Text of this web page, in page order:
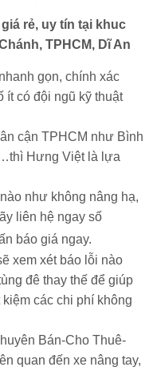
rẻ, uy tín tại khuc
TPHCM, Dĩ An
gọn, chính xác
ít có đội ngũ kỹ thuật
cận TPHCM như Bình
Hưng Việt là lựa
như không nâng hạ,
liên hệ ngay số
báo giá ngay.
xem xét báo lỗi nào
đê thay thế để giúp
các chi phí không
Bán-Cho Thuê-
quan đến xe nâng tay,